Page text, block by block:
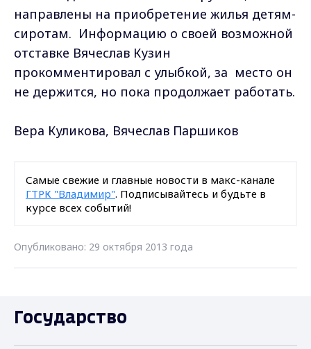
направлены на приобретение жилья детям-
сиротам. Информацию о своей возможной
отставке Вячеслав Кузин
прокомментировал с улыбкой, за место он
не держится, но пока продолжает работать.
Вера Куликова, Вячеслав Паршиков
Самые свежие и главные новости в макс-канале
ГТРК "Владимир". Подписывайтесь и будьте в
курсе всех событий!
Опубликовано: 29 октября 2013 года
Государство